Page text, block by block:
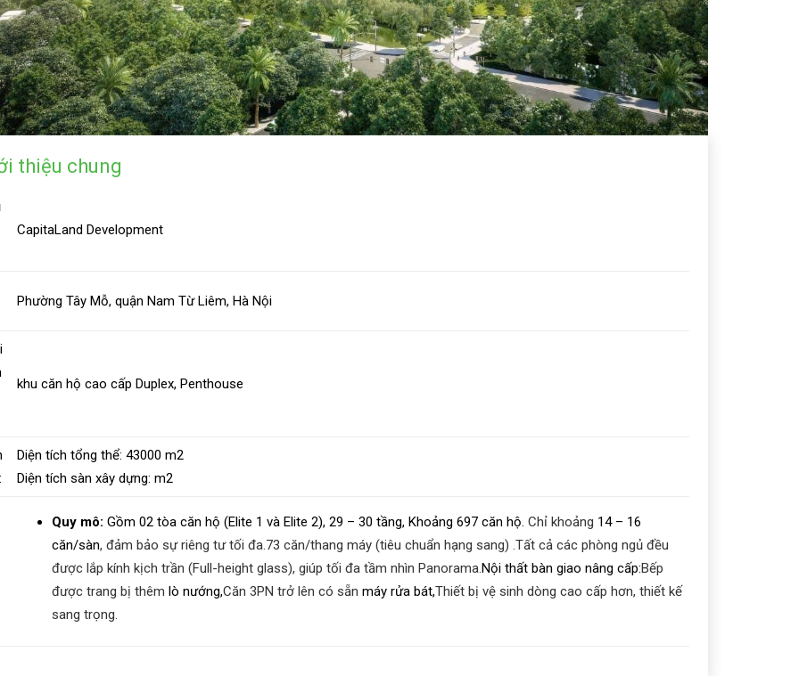
thiệu chung
CapitaLand Development
Phường Tây Mỗ, quận Nam Từ Liêm, Hà Nội
khu căn hộ cao cấp Duplex, Penthouse
Diện tích tổng thể: 43000 m2
Diện tích sàn xây dựng: m2
Quy mô: Gồm 02 tòa căn hộ (Elite 1 và Elite 2), 29 – 30 tầng, Khoảng 697 căn hộ. Chỉ khoảng 14 – 16
căn/sàn, đảm bảo sự riêng tư tối đa. 73 căn/thang máy (tiêu chuẩn hạng sang) . Tất cả các phòng ngủ đều
được lắp kính kịch trần (Full-height glass), giúp tối đa tầm nhìn Panorama. Nội thất bàn giao nâng cấp:Bếp
được trang bị thêm lò nướng,Căn 3PN trở lên có sẵn máy rửa bát,Thiết bị vệ sinh dòng cao cấp hơn, thiết kế
sang trọng.